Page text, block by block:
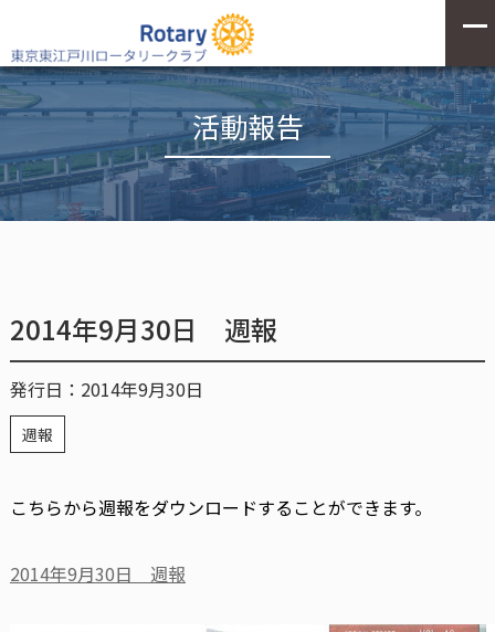
活動報告
2014年9月30日 週報
発行日：2014年9月30日
週報
こちらから週報をダウンロードすることができます。
2014年9月30日 週報